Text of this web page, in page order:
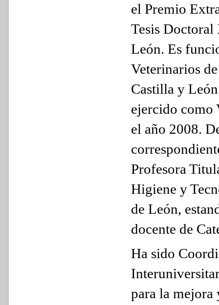
el Premio
Tesis
León. Es
Veterinarios
Castilla y
ejercido como
el año 2008.
Profesora
Higiene y
de León,
docente de
Ha sido
para la mejora